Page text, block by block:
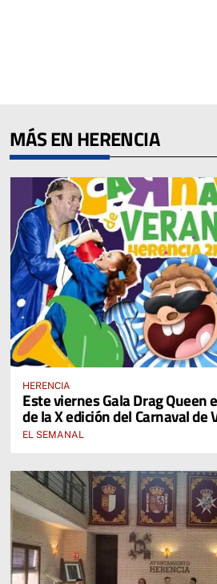
MÁS EN HERENCIA
HERENCIA
Este viernes Gala Drag Queen
de la X edición del Carnaval de
EL SEMANAL